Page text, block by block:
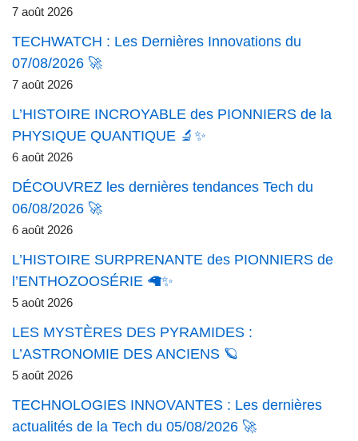
7 août 2026
TECHWATCH : Les Dernières Innovations du
07/08/2026 🚀
7 août 2026
L’HISTOIRE INCROYABLE des PIONNIERS de la
PHYSIQUE QUANTIQUE 🔬✨
6 août 2026
DÉCOUVREZ les dernières tendances Tech du
06/08/2026 🚀
6 août 2026
L’HISTOIRE SURPRENANTE des PIONNIERS de
l’ENTHOZOOSÉRIE 🦙✨
5 août 2026
LES MYSTÈRES DES PYRAMIDES :
L’ASTRONOMIE DES ANCIENS 🪐
5 août 2026
TECHNOLOGIES INNOVANTES : Les dernières
actualités de la Tech du 05/08/2026 🚀